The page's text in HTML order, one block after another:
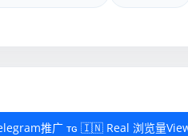
推广 ᴛɢ 🇮🇳 Real 浏览量